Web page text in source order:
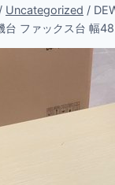
/ Uncategorized /
台 ファックス台 幅